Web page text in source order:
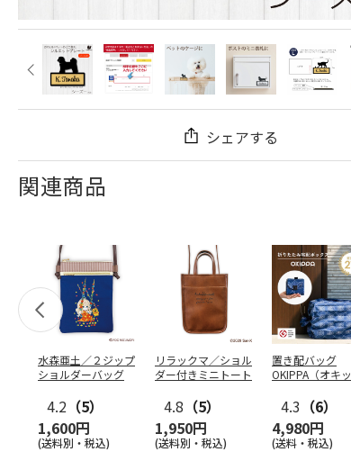
シェアする
関連商品
水森亜土／２ジップ
ショルダーバッグ
4.2 （5）
1,600円
(送料別・税込)
リラックマ／ショル
ダー付きミニトート
4.8 （5）
1,950円
(送料別・税込)
置き配バッグ
OKIPPA（オキッ
4.3 （6）
4,980円
(送料・税込)